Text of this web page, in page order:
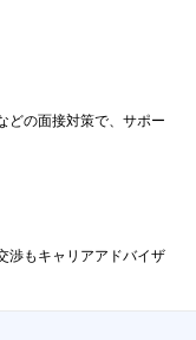
どの面接対策で、サポー
渉もキャリアアドバイザ